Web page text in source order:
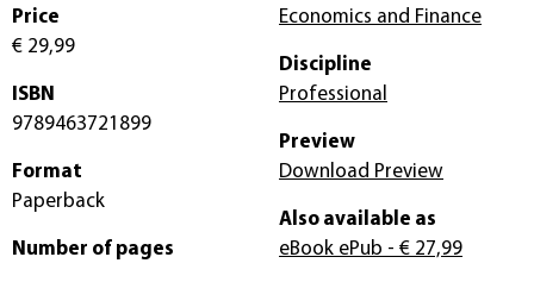
Price
€ 29,99
ISBN
9789463721899
Format
Paperback
Number of pages
Economics and Finance
Discipline
Professional
Preview
Download Preview
Also available as
eBook ePub - € 27,99